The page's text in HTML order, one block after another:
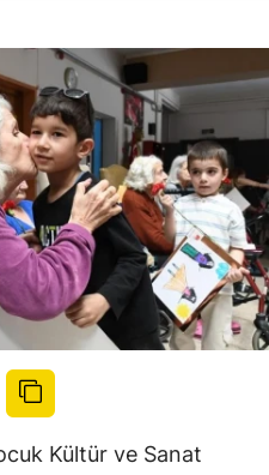
Kültür ve Sanat